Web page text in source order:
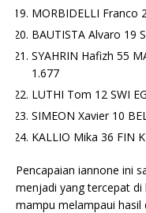
MORBIDELLI Franco
BAUTISTA Alvaro 19
SYAHRIN Hafizh 55
1.677
LUTHI Tom 12 SWI
SIMEON Xavier 10
KALLIO Mika 36 FIN
Pencapaian iannone ini
menjadi yang tercepat
mampu melampaui hasil